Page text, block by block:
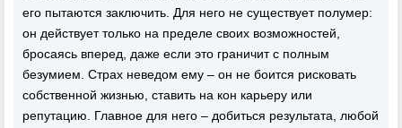
его пытаются заключить. Для него не существует полумер:
он действует только на пределе своих возможностей,
бросаясь вперед, даже если это граничит с полным
безумием. Страх неведом ему – он не боится рисковать
собственной жизнью, ставить на кон карьеру или
репутацию. Главное для него – добиться результата, любой